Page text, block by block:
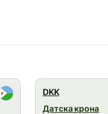
DKK
Датска крона